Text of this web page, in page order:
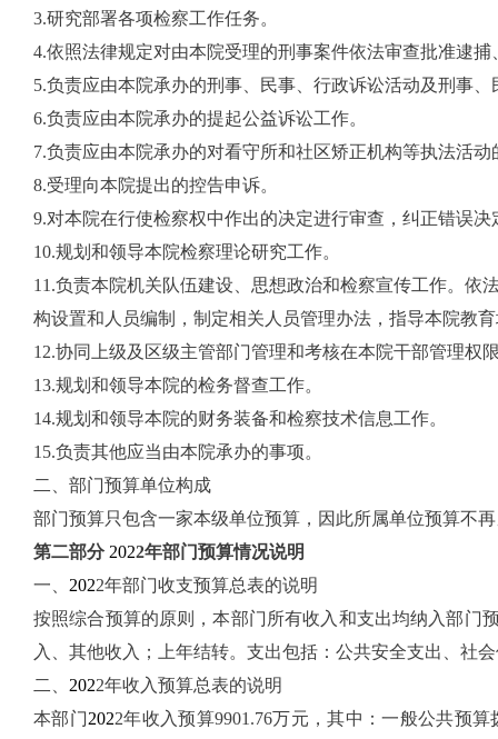
3.研究部署各项检察工作任务。
4.依照法律规定对由本院受理的刑事案件依法审查批准逮
5.负责应由本院承办的刑事、民事、行政诉讼活动及刑事
6.负责应由本院承办的提起公益诉讼工作。
7.负责应由本院承办的对看守所和社区矫正机构等执法活
8.受理向本院提出的控告申诉。
9.对本院在行使检察权中作出的决定进行审查，纠正错误决
10.规划和领导本院检察理论研究工作。
11.负责本院机关队伍建设、思想政治和检察宣传工作。
构设置和人员编制，制定相关人员管理办法，指导本院教
12.协同上级及区级主管部门管理和考核在本院干部管理权
13.规划和领导本院的检务督查工作。
14.规划和领导本院的财务装备和检察技术信息工作。
15.负责其他应当由本院承办的事项。
二、部门预算单位构成
部门预算只包含一家本级单位预算，因此所属单位预算不
第二部分2022年部门预算情况说明
一、 2022年部门收支预算总表的说明
按照综合预算的原则，本部门所有收入和支出均纳入部门
入、其他收入；上年结转。 支出包括：公共安全支出、社
二、 2022年收入预算总表的说明
本部门2022年收入预算9901.76万元，其中：一般公共预算